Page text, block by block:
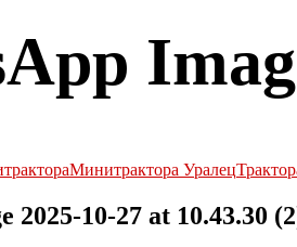
Минитрактора Уралец
2025-10-27 at 10.43.30